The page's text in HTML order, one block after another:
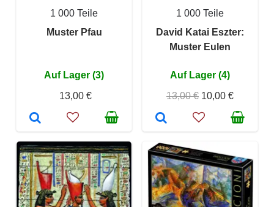
1 000 Teile
Muster Pfau
Auf Lager (3)
13,00 €
1 000 Teile
David Katai Eszter:
Muster Eulen
Auf Lager (4)
13,00 € 10,00 €